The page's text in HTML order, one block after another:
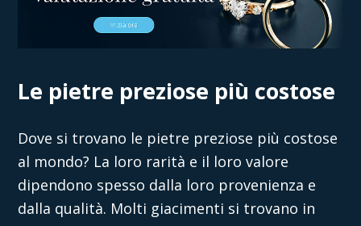
Le pietre preziose più costose
Dove si trovano le pietre preziose più costose
al mondo? La loro rarità e il loro valore
dipendono spesso dalla loro provenienza e
dalla qualità. Molti giacimenti si trovano in